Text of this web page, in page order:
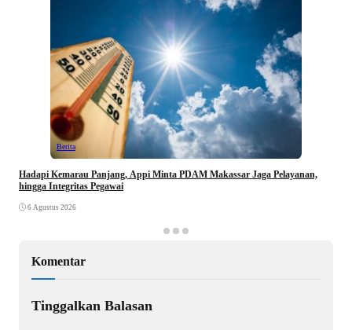
Berita
Hadapi Kemarau Panjang, Appi Minta PDAM Makassar Jaga Pelayanan,
hingga Integritas Pegawai
6 Agustus 2026
Komentar
Tinggalkan Balasan